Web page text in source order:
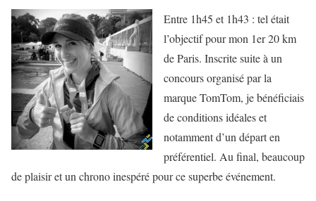
Entre 1h45 et 1h43 : tel était
l’objectif pour mon 1er 20 km
de Paris. Inscrite suite à un
concours organisé par la
marque TomTom, je bénéficiais
de conditions idéales et
notamment d’un départ en
préférentiel. Au final, beaucoup
de plaisir et un chrono inespéré pour ce superbe événement.